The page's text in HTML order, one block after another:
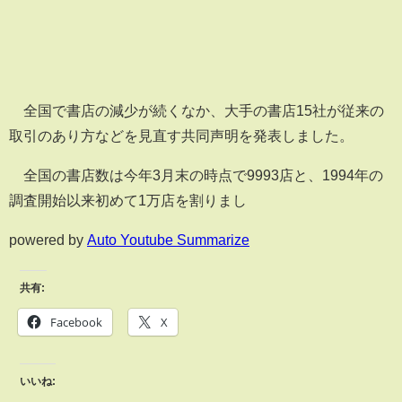
全国で書店の減少が続くなか、大手の書店15社が従来の
取引のあり方などを見直す共同声明を発表しました。
全国の書店数は今年3月末の時点で9993店と、1994年の
調査開始以来初めて1万店を割りまし
powered by Auto Youtube Summarize
共有:
Facebook X
いいね: